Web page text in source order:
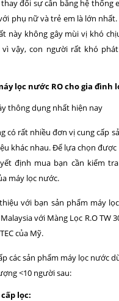
đổi sự cân bằng hệ thống
phụ nữ và trẻ em là lớn
này không gây mùi vị khó
vậy, con người rất khó
lọc nước RO cho gia đình
thông dụng nhất hiện nay
có rất nhiều đơn vị cung cấp
khác nhau. Để lựa chọn
định mua bạn cần kiểm
máy lọc nước.
với bạn sản phẩm máy
với Màng Lọc R.O TW
của Mỹ.
các sản phẩm máy lọc nước
<10 người sau:
lọc: